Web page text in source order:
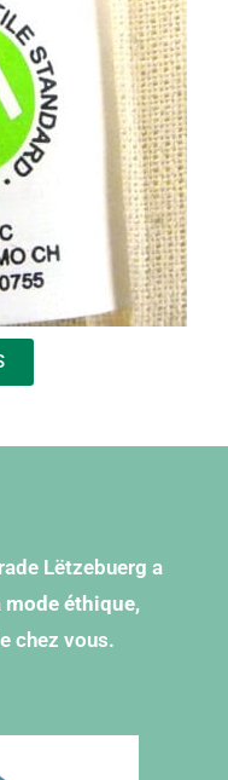
Lëtzebuerg a
mode éthique,
chez vous.